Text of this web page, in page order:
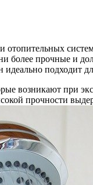
прочные и
подходит
возникают при
прочности